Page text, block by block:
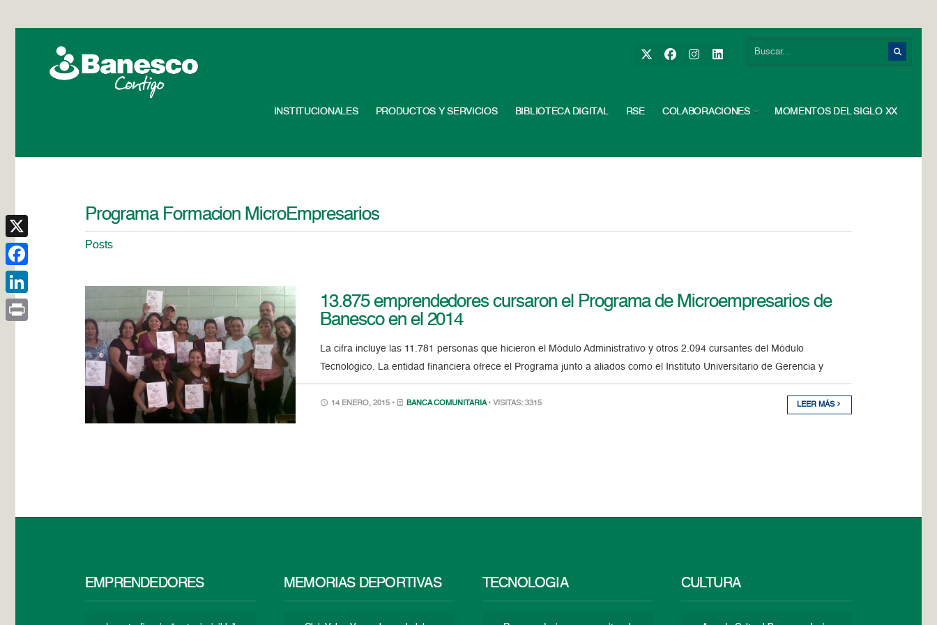
INSTITUCIONALES PRODUCTOS Y SERVICIOS BIBLIOTECA DIGITAL RSE COLABORACIONES MOMENTOS DEL SIGLO XX
Programa Formacion MicroEmpresarios
Posts
13.875 emprendedores cursaron el Programa de Microempresarios de
Banesco en el 2014
La cifra incluye las 11.781 personas que hicieron el Módulo Administrativo y otros 2.094 cursantes del Módulo
Tecnológico. La entidad financiera ofrece el Programa junto a aliados como el Instituto Universitario de Gerencia y
14 ENERO, 2015 • BANCA COMUNITARIA • VISITAS: 3315 LEER MÁS
EMPRENDEDORES MEMORIAS DEPORTIVAS TECNOLOGÍA CULTURA
X
Facebook
LinkedIn